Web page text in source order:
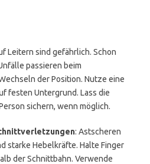
Leitern sind gefährlich. Schon
passieren beim
der Position. Nutze eine
festen Untergrund. Lass die
sichern, wenn möglich.
: Astscheren
starke Hebelkräfte. Halte Finger
der Schnittbahn. Verwende